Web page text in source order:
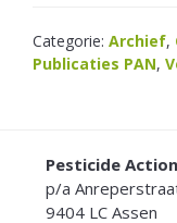
Categorie: Archief,
Publicaties PAN,
FOOTERPesticide
p/a
9404 LC Assen